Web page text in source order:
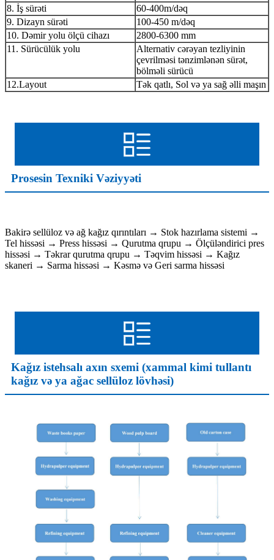
8. İş sürəti
60-400m/dəq
9. Dizayn sürəti
100-450 m/dəq
10. Dəmir yolu ölçü cihazı
2800-6300 mm
11. Sürücülük yolu
Alternativ cərəyan tezliyinin
çevrilməsi tənzimlənən sürət,
bölməli sürücü
12.Layout
Tək qatlı, Sol və ya sağ əlli maşın
Prosesin Texniki Vəziyyəti
Bakirə sellüloz və ağ kağız qırıntıları → Stok hazırlama sistemi →
Tel hissəsi → Press hissəsi → Qurutma qrupu → Ölçüləndirici pres
hissəsi → Təkrar qurutma qrupu → Təqvim hissəsi → Kağız
skaneri → Sarma hissəsi → Kəsmə və Geri sarma hissəsi
Kağız istehsalı axın sxemi (xammal kimi tullantı
kağız və ya ağac sellüloz lövhəsi)